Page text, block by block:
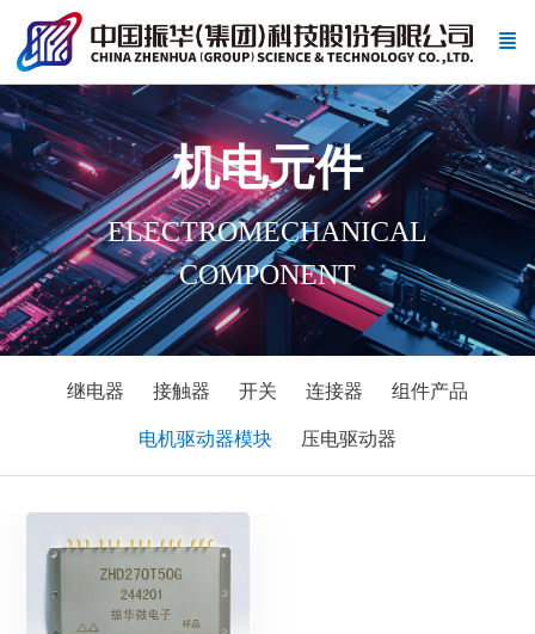
机电元件
ELECTROMECHANICAL
COMPONENT
继电器 接触器 开关 连接器 组件产品
电机驱动器模块 压电驱动器